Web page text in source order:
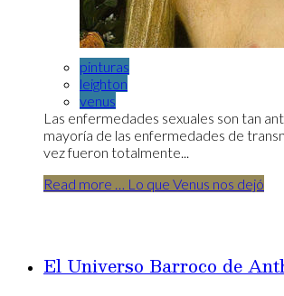
pinturas
leighton
venus
Las enfermedades sexuales son tan
mayoría de las enfermedades de
vez fueron totalmente...
Read more … Lo que Venus nos dejó
El Universo Barroco de